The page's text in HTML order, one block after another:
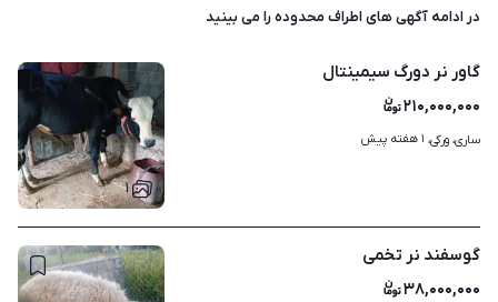
در ادامه آگهی هایاطراف محدودهرا می بینید
۱
گاور نر دورگ سیمینتال
۲۱۰,۰۰۰,۰۰۰
ساری، ورکی، ۱ هفته پیش
گوسفند نر تخمی
۳۸,۰۰۰,۰۰۰